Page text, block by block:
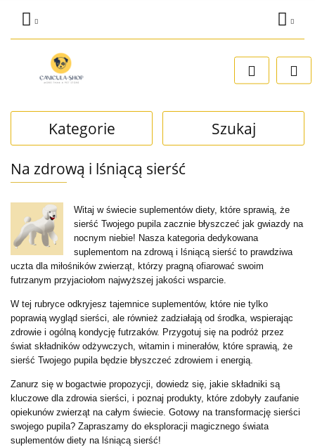
Zaloguj się
Dodaj zgłoszenie
Kategorie Szukaj
Na zdrową i lśniącą sierść
Witaj w świecie suplementów diety, które sprawią, że
sierść Twojego pupila zacznie błyszczeć jak gwiazdy na
nocnym niebie! Nasza kategoria dedykowana
suplementom na zdrową i lśniącą sierść to prawdziwa
uczta dla miłośników zwierząt, którzy pragną ofiarować swoim
futrzanym przyjaciołom najwyższej jakości wsparcie.
W tej rubryce odkryjesz tajemnice suplementów, które nie tylko
poprawią wygląd sierści, ale również zadziałają od środka, wspierając
zdrowie i ogólną kondycję futrzaków. Przygotuj się na podróż przez
świat składników odżywczych, witamin i minerałów, które sprawią, że
sierść Twojego pupila będzie błyszczeć zdrowiem i energią.
Zanurz się w bogactwie propozycji, dowiedz się, jakie składniki są
kluczowe dla zdrowia sierści, i poznaj produkty, które zdobyły zaufanie
opiekunów zwierząt na całym świecie. Gotowy na transformację sierści
swojego pupila? Zapraszamy do eksploracji magicznego świata
suplementów diety na lśniącą sierść!